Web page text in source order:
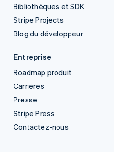
Bibliothèques et SDK
Stripe Projects
Blog du développeur
Entreprise
Roadmap produit
Carrières
Presse
Stripe Press
Contactez-nous